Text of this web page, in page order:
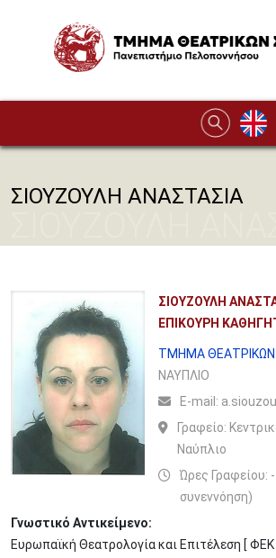
Image
ΣΙΟΥΖΟΥΛΗ ΑΝΑΣΤΑΣΙΑ
ΣΙΟΥΖΟΥΛΗ
ΕΠΙΚΟΥΡΗ
ΤΜΗΜΑ
ΝΑΥΠΛΙΟ
Ε-mail:
Γραφείο:
Ναύπλιο
Ώρες Γραφείου:
συνεννόηση)
Γνωστικό Αντικείμενο:
Ευρωπαϊκή Θεατρολογία και Επιτέλεση [